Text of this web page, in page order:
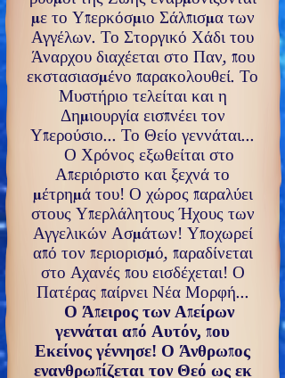
με το Υπερκόσμιο Σάλπισμα των
Αγγέλων. Το Στοργικό Χάδι του
Άναρχου διαχέεται στο Παν, που
εκστασιασμένο παρακολουθεί. Το
Μυστήριο τελείται και η
Δημιουργία εισπνέει τον
Υπερούσιο... Το Θείο γεννάται...
Ο Χρόνος εξωθείται στο
Απεριόριστο και ξεχνά το
μέτρημά του! Ο χώρος παραλύει
στους Υπερλάλητους Ήχους των
Αγγελικών Ασμάτων! Υποχωρεί
από τον περιορισμό, παραδίνεται
στο Αχανές που εισδέχεται! Ο
Πατέρας παίρνει Νέα Μορφή...
Ο Άπειρος των Απείρων
γεννάται από Αυτόν, που
Εκείνος γέννησε! Ο Άνθρωπος
ενανθρωπίζεται τον Θεό ως εκ